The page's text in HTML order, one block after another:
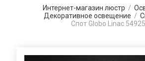
Интернет-магазин люстр /
Декоративное освещение /
Спот Globo Linac